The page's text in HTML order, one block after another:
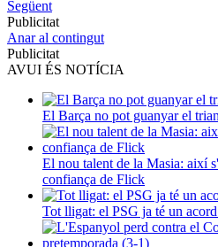
Següent
Publicitat
Anar al contingut
Publicitat
AVUI ÉS NOTÍCIA
El Barça no pot guanyar el
El nou talent de la Masia: així
confiança de Flick
Tot lligat: el PSG ja té un